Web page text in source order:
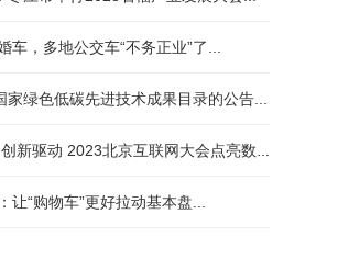
车，多地公交车“不务正业”了...
家绿色低碳先进技术成果目录的公告...
驱动 2023北京互联网大会点亮数字北京建设...
让“购物车”更好拉动基本盘...